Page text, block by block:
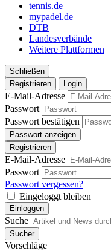
tennis.de
mypadel.de
DTB
Landesverbände
Weitere Plattformen
Schließen
Registrieren
Login
E-Mail-Adresse
Passwort
Passwort bestätigen
Passwort anzeigen
Registrieren
E-Mail-Adresse
Passwort
Passwort vergessen?
Eingeloggt bleiben
Einloggen
Suche
Sucher
Vorschläge